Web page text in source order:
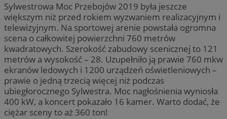
Sylwestrowa Moc Przebojów 2019 była jeszcze
większym niż przed rokiem wyzwaniem realizacyjnym i
telewizyjnym. Na sportowej arenie powstała ogromna
scena o całkowitej powierzchni 760 metrów
kwadratowych. Szerokość zabudowy scenicznej to 121
metrów a wysokość – 28. Uzupełniło ją prawie 760 mkw
ekranów ledowych i 1200 urządzeń oświetleniowych –
prawie o jedną trzecią więcej niż podczas
ubiegłorocznego Sylwestra. Moc nagłośnienia wyniosła
400 kW, a koncert pokazało 16 kamer. Warto dodać, że
ciężar sceny to aż 360 ton!